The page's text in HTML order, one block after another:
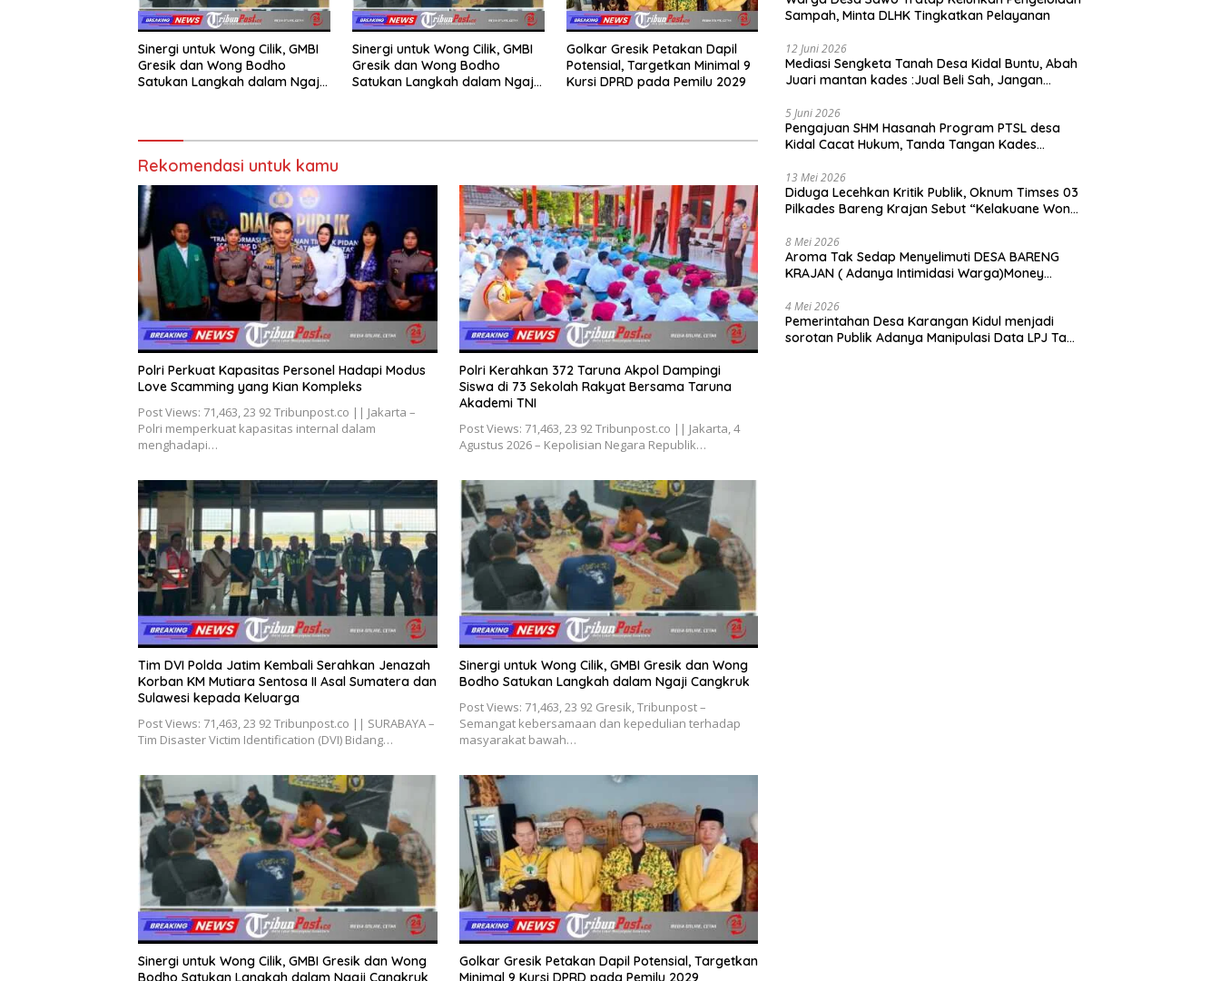
Sinergi untuk Wong Cilik, GMBI
Gresik dan Wong Bodho
Satukan Langkah dalam Ngaji
Sinergi untuk Wong Cilik, GMBI
Gresik dan Wong Bodho
Satukan Langkah dalam Ngaji
Golkar Gresik Petakan Dapil
Potensial, Targetkan Minimal 9
Kursi DPRD pada Pemilu 2029
Rekomendasi untuk kamu
Polri Perkuat Kapasitas Personel Hadapi Modus
Love Scamming yang Kian Kompleks
Post Views: 71,463, 23 92 Tribunpost.co || Jakarta –
Polri memperkuat kapasitas internal dalam
menghadapi…
Polri Kerahkan 372 Taruna Akpol Dampingi
Siswa di 73 Sekolah Rakyat Bersama Taruna
Akademi TNI
Post Views: 71,463, 23 92 Tribunpost.co || Jakarta, 4
Agustus 2026 – Kepolisian Negara Republik…
Tim DVI Polda Jatim Kembali Serahkan Jenazah
Korban KM Mutiara Sentosa II Asal Sumatera dan
Sulawesi kepada Keluarga
Post Views: 71,463, 23 92 Tribunpost.co || SURABAYA –
Tim Disaster Victim Identification (DVI) Bidang…
Sinergi untuk Wong Cilik, GMBI Gresik dan Wong
Bodho Satukan Langkah dalam Ngaji Cangkruk
Post Views: 71,463, 23 92 Gresik, Tribunpost –
Semangat kebersamaan dan kepedulian terhadap
masyarakat bawah…
Sinergi untuk Wong Cilik, GMBI Gresik dan Wong
Bodho Satukan Langkah dalam Ngaji Cangkruk
Golkar Gresik Petakan Dapil Potensial, Targetkan
Minimal 9 Kursi DPRD pada Pemilu 2029
Sampah, Minta DLHK Tingkatkan Pelayanan
12 Juni 2026
Mediasi Sengketa Tanah Desa Kidal Buntu, Abah
Juari mantan kades :Jual Beli Sah, Jangan
Membatalkan Hak Warga.
5 Juni 2026
Pengajuan SHM Hasanah Program PTSL desa
Kidal Cacat Hukum, Tanda Tangan Kades
13 Mei 2026
Diduga Lecehkan Kritik Publik, Oknum Timses 03
Pilkades Bareng Krajan Sebut “Kelakuane Wong
8 Mei 2026
Aroma Tak Sedap Menyelimuti DESA BARENG
KRAJAN ( Adanya Intimidasi Warga)Money
4 Mei 2026
Pemerintahan Desa Karangan Kidul menjadi
sorotan Publik Adanya Manipulasi Data LPJ Ta